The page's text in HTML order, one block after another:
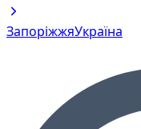
ЗапоріжжяУкраїна